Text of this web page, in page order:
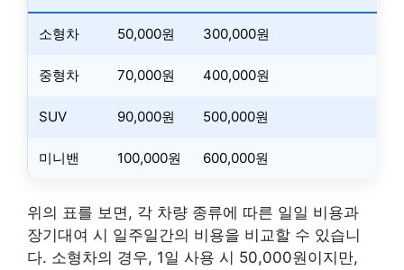
소형차 50,000원 300,000원
중형차 70,000원 400,000원
SUV 90,000원 500,000원
미니밴 100,000원 600,000원
위의 표를 보면, 각 차량 종류에 따른 일일 비용과
장기대여 시 일주일간의 비용을 비교할 수 있습니
다. 소형차의 경우, 1일 사용 시 50,000원이지만,